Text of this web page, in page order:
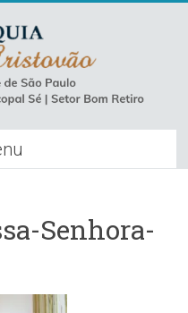
Senhora-